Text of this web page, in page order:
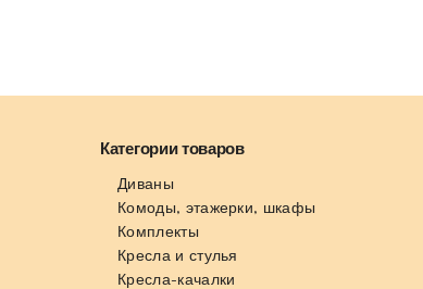
Категории товаров
Диваны
Комоды, этажерки, шкафы
Комплекты
Кресла и стулья
Кресла-качалки